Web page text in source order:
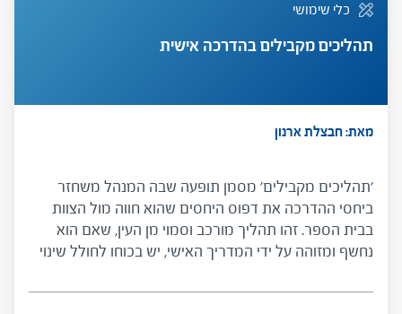
כלי שימושי
תהליכים מקבילים בהדרכה אישית
מאת: חבצלת ארנון
'תהליכים מקבילים' מסמן תופעה שבה המנהל משחזר
ביחסי ההדרכה את דפוס היחסים שהוא חווה מול הצוות
בבית הספר. זהו תהליך מורכב וסמוי מן העין, שאם הוא
נחשף ומזוהה על ידי המדריך האישי, יש בכוחו לחולל שינוי
מערכות היחסים והתפקוד של המדריך האישי והמנהל